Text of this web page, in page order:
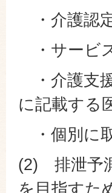
・介護認
・サービ
・介護支
に記載する
・個別に
(2) 排泄予
を目指すた